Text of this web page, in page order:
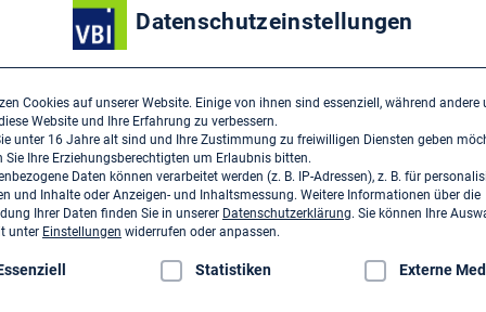
Schäden an Bauwerken oder
Anlagen: Bei Tiefbauten
Alternative Energien
Umweltschutz:
Deponietechnik
Umweltschutz:
Erschütterungsschutz
Grundwasserschutz
Datenschutzeinstellungen
Cookies auf unserer Website. Einige von ihnen sind essenziell, während andere
Website und Ihre Erfahrung zu verbessern.
unter 16 Jahre alt sind und Ihre Zustimmung zu freiwilligen Diensten geben
Sie Ihre Erziehungsberechtigten um Erlaubnis bitten.
Daten können verarbeitet werden (z. B. IP-Adressen), z. B. für
und Inhalte oder Anzeigen- und Inhaltsmessung. Weitere Informationen über die
Ihrer Daten finden Sie in unserer Datenschutzerklärung. Sie können Ihre
unter Einstellungen widerrufen oder anpassen.
eine Liste der Service-Gruppen, für die eine Einwilligung
Statistiken Externe